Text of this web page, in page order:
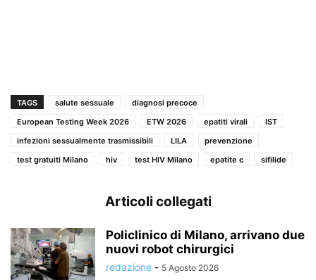
TAGS salute sessuale
diagnosi precoce
European Testing Week 2026
ETW 2026 epatiti virali
IST
infezioni sessualmente trasmissibili
LILA
prevenzione
test gratuiti Milano
hiv test HIV Milano epatite c sifilide
Articoli collegati
Policlinico di Milano, arrivano due
nuovi robot chirurgici
redazione - 5 Agosto 2026